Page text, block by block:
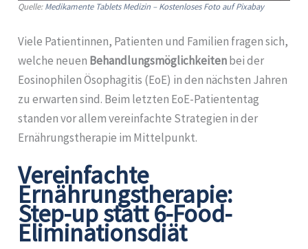
Quelle:Medikamente Tablets Medizin – Kostenloses Foto auf Pixabay
Viele Patientinnen, Patienten und Familien fragen sich,
welche neuen Behandlungsmöglichkeitenbei der
Eosinophilen Ösophagitis (EoE) in den nächsten Jahren
zu erwarten sind. Beim letzten EoE-Patiententag
standen vor allem vereinfachte Strategien in der
Ernährungstherapie im Mittelpunkt.
Vereinfachte
Ernährungstherapie:
Step-up statt 6-Food-
Eliminationsdiät